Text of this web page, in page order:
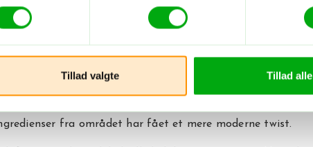
Tillad valgte Tillad alle
til at løbe i vand. Hvis du tør, kan du udfordre dig
fra området har fået et mere moderne twist.